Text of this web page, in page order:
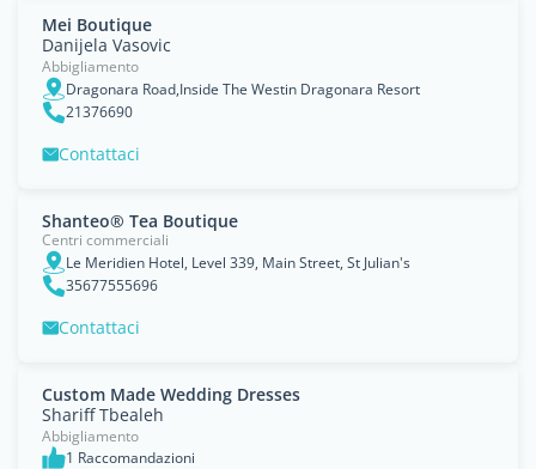
Mei Boutique
Danijela Vasovic
Abbigliamento
Dragonara Road,Inside The Westin Dragonara Resort
21376690
Contattaci
Shanteo® Tea Boutique
Centri commerciali
Le Meridien Hotel, Level 339, Main Street, St Julian's
35677555696
Contattaci
Custom Made Wedding Dresses
Shariff Tbealeh
Abbigliamento
1 Raccomandazioni